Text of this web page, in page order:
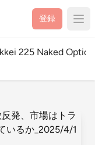
登録
225 Naked